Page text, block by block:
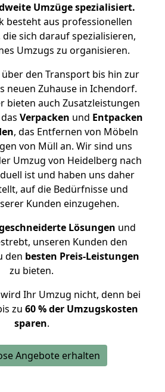
Umzüge spezialisiert.
besteht aus professionellen
sich darauf spezialisieren,
Umzugs zu organisieren.
den Transport bis hin zur
neuen Zuhause in Ichendorf.
bieten auch Zusatzleistungen
Verpacken und Entpacken
, das Entfernen von Möbeln
von Müll an. Wir sind uns
Umzug von Heidelberg nach
ist und haben uns daher
auf die Bedürfnisse und
Kunden einzugehen.
Lösungen und
unseren Kunden den
den besten Preis-Leistungen
zu bieten.
Ihr Umzug nicht, denn bei
zu 60 % der Umzugskosten
sparen.
Angebote erhalten